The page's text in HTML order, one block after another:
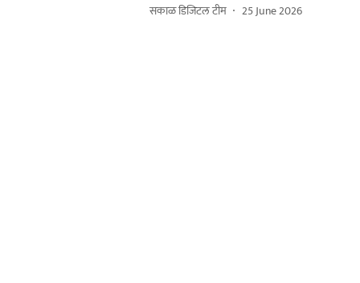
सकाळ डिजिटल टीम 25 June 2026